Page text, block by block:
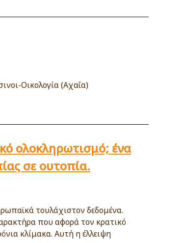
Οικολογία (Αχαΐα)
ολοκληρωτισμό; ένα
σε ουτοπία.
τουλάχιστον δεδομένα.
που αφορά τον κρατικό
κλίμακα. Αυτή η έλλειψη